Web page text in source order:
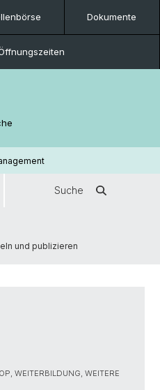
Dokumente
Suche
und publizieren
WEITERBILDUNG, WEITERE